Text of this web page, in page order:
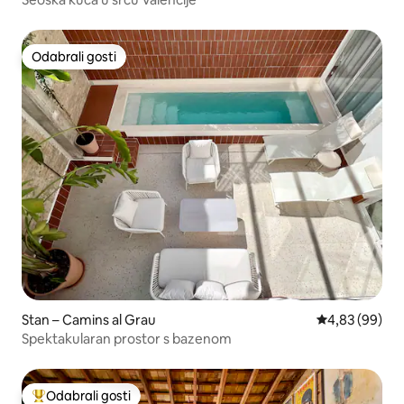
Odabrali gosti
Odabrali gosti
Stan – Camins al Grau Prosječna
4,83 (99)
Spektakularan prostor s bazenom
Odabrali gosti